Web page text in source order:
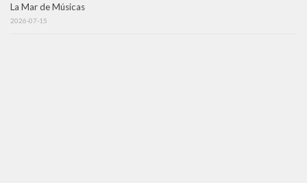
La Mar de Músicas
2026-07-15